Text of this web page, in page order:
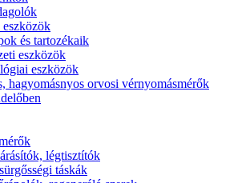
és tartozékaik
eszközök
eszközök
hagyomásnyos orvosi vérnyomásmérők
légtisztítók
táskák